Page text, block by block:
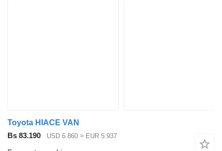
Toyota HIACE VAN
Bs 83.190
USD 6.860 ≈ EUR 5.937